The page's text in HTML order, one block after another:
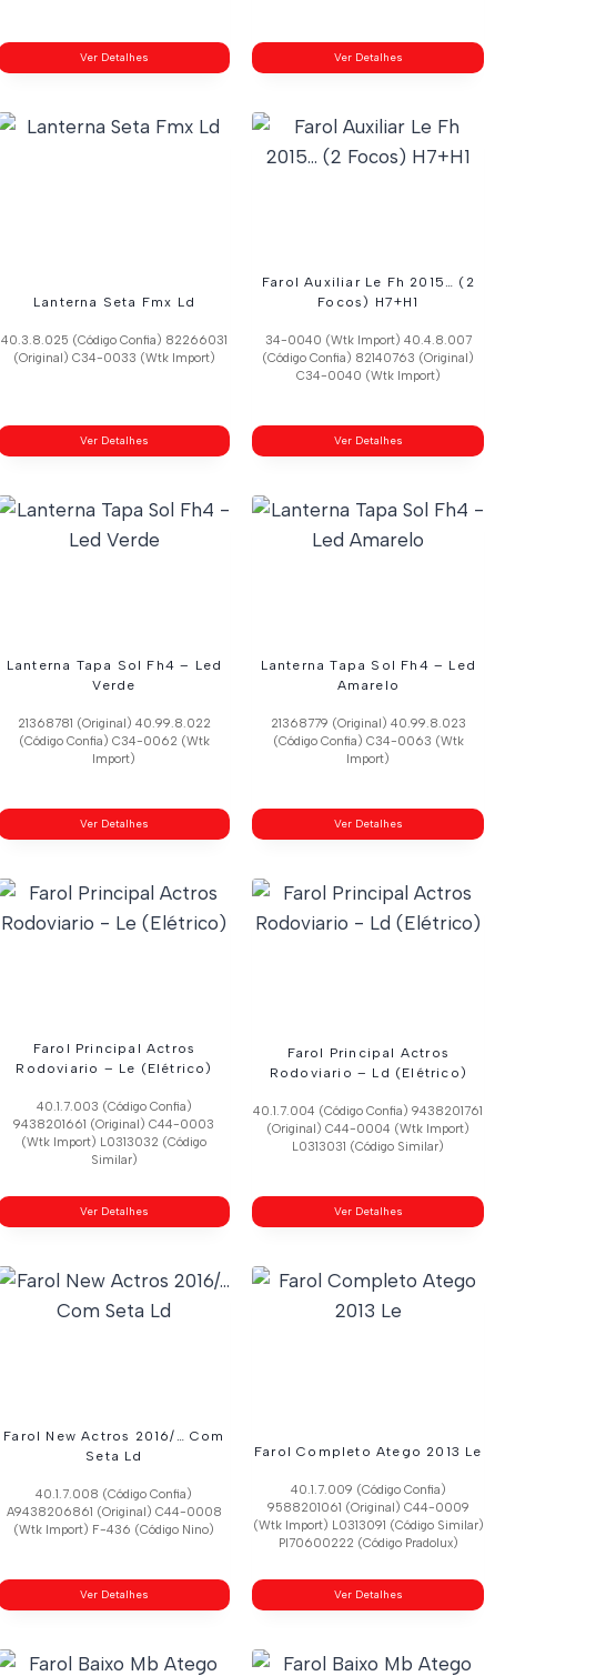
Ver Detalhes Ver Detalhes
Lanterna Seta Fmx Ld
40.3.8.025 (Código Confia) 82266031
(Original) C34-0033 (Wtk Import)
Ver Detalhes
Farol Auxiliar Le Fh 2015… (2
Focos) H7+H1
34-0040 (Wtk Import) 40.4.8.007
(Código Confia) 82140763 (Original)
C34-0040 (Wtk Import)
Ver Detalhes
Lanterna Tapa Sol Fh4 – Led
Verde
21368781 (Original) 40.99.8.022
(Código Confia) C34-0062 (Wtk
Import)
Ver Detalhes
Lanterna Tapa Sol Fh4 – Led
Amarelo
21368779 (Original) 40.99.8.023
(Código Confia) C34-0063 (Wtk
Import)
Ver Detalhes
Farol Principal Actros
Rodoviario – Le (Elétrico)
40.1.7.003 (Código Confia)
9438201661 (Original) C44-0003
(Wtk Import) L0313032 (Código
Similar)
Ver Detalhes
Farol Principal Actros
Rodoviario – Ld (Elétrico)
40.1.7.004 (Código Confia) 9438201761
(Original) C44-0004 (Wtk Import)
L0313031 (Código Similar)
Ver Detalhes
Farol New Actros 2016/… Com
Seta Ld
40.1.7.008 (Código Confia)
A9438206861 (Original) C44-0008
(Wtk Import) F-436 (Código Nino)
Ver Detalhes
Farol Completo Atego 2013 Le
40.1.7.009 (Código Confia)
9588201061 (Original) C44-0009
(Wtk Import) L0313091 (Código Similar)
Pl70600222 (Código Pradolux)
Ver Detalhes